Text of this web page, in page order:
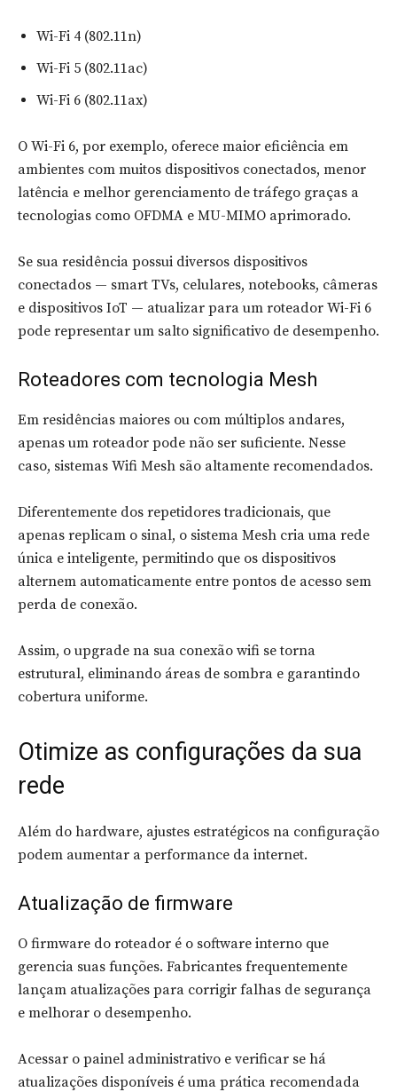
Wi-Fi 4 (802.11n)
Wi-Fi 5 (802.11ac)
Wi-Fi 6 (802.11ax)
O Wi-Fi 6, por exemplo, oferece maior eficiência em
ambientes com muitos dispositivos conectados, menor
latência e melhor gerenciamento de tráfego graças a
tecnologias como OFDMA e MU-MIMO aprimorado.
Se sua residência possui diversos dispositivos
conectados — smart TVs, celulares, notebooks, câmeras
e dispositivos IoT — atualizar para um roteador Wi-Fi 6
pode representar um salto significativo de desempenho.
Roteadores com tecnologia Mesh
Em residências maiores ou com múltiplos andares,
apenas um roteador pode não ser suficiente. Nesse
caso, sistemas Wifi Mesh são altamente recomendados.
Diferentemente dos repetidores tradicionais, que
apenas replicam o sinal, o sistema Mesh cria uma rede
única e inteligente, permitindo que os dispositivos
alternem automaticamente entre pontos de acesso sem
perda de conexão.
Assim, o upgrade na sua conexão wifi se torna
estrutural, eliminando áreas de sombra e garantindo
cobertura uniforme.
Otimize as configurações da sua
rede
Além do hardware, ajustes estratégicos na configuração
podem aumentar a performance da internet.
Atualização de firmware
O firmware do roteador é o software interno que
gerencia suas funções. Fabricantes frequentemente
lançam atualizações para corrigir falhas de segurança
e melhorar o desempenho.
Acessar o painel administrativo e verificar se há
atualizações disponíveis é uma prática recomendada